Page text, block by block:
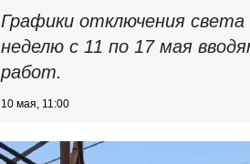
Графики отключения
неделю с 11 по 17 мая
работ.
10 мая, 11:00